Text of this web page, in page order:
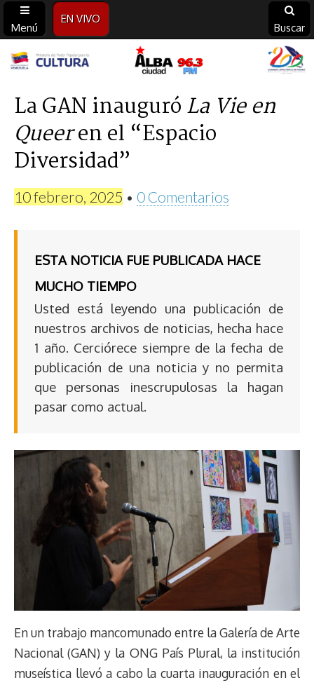
Menú
EN VIVO
Buscar
Alba
Ciudad
96.3
FM
La GAN inauguróLa Vie en
Queeren el “Espacio
Diversidad”
10 febrero, 2025 • 0 Comentarios
ESTA NOTICIA FUE PUBLICADA HACE
MUCHO TIEMPO
Usted está leyendo una publicación de
nuestros archivos de noticias, hecha hace
1 año. Cerciórece siempre de la fecha de
publicación de una noticia y no permita
que personas inescrupulosas la hagan
pasar como actual.
En un trabajo mancomunado entre la Galería de Arte
Nacional (GAN) y la ONG País Plural, la institución
museística llevó a cabo la cuarta inauguración en el